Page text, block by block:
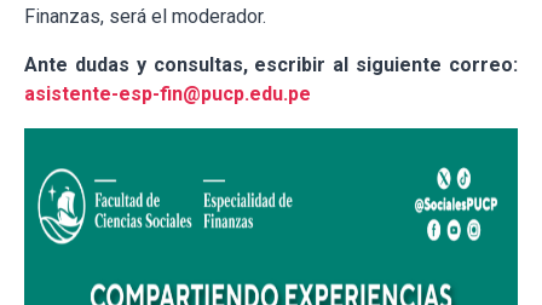
Finanzas, será el moderador.
Ante dudas y consultas, escribir al siguiente correo:
asistente-esp-fin@pucp.edu.pe